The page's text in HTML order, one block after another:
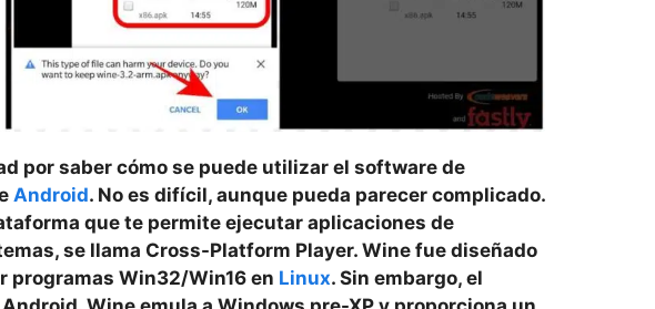
por saber cómo se puede utilizar el software de
Android. No es difícil, aunque pueda parecer complicado.
que te permite ejecutar aplicaciones de
se llama Cross-Platform Player. Wine fue diseñado
programas Win32/Win16 en Linux. Sin embargo, el